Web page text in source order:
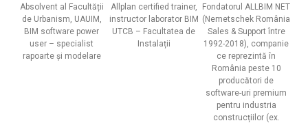
Absolvent al Facultății
de Urbanism, UAUIM,
BIM software power
user – specialist
rapoarte și modelare
Allplan certified trainer,
instructor laborator BIM
UTCB – Facultatea de
Instalații
Fondatorul ALLBIM NET
(Nemetschek România
Sales & Support între
1992-2018), companie
ce reprezintă în
România peste 10
producători de
software-uri premium
pentru industria
construcțiilor (ex.